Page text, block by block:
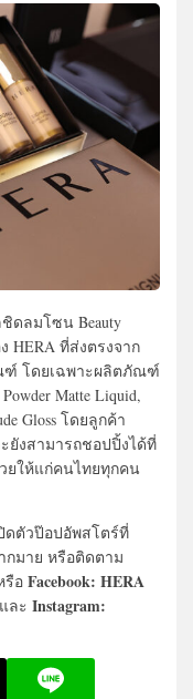
ดลมโซน Beauty
HERA ที่ส่งตรงจาก
ฑ์ โดยเฉพาะผลิตภัณฑ์
Matte Liquid,
Gloss โดยลูกค้า
ยังสามารถชอปปิ้งได้ที่
ยให้แก่คนไทยทุกคน
ดตัวป๊อปอัพสโตร์ที่
กมาย หรือติดตาม
รือ Facebook: HERA
และ Instagram: